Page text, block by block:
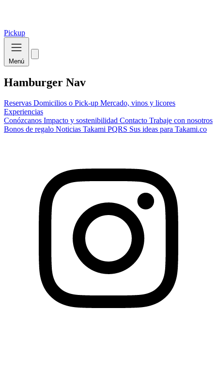
Pickup
Menú
Hamburger Nav
Reservas Domicilios o Pick-up Mercado, vinos y licores
Experiencias
Conózcanos Impacto y sostenibilidad Contacto Trabaje con nosotros
Bonos de regalo Noticias Takami PQRS Sus ideas para Takami.co